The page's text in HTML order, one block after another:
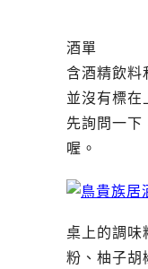
酒單
含酒精飲料
並沒有標在
先詢問一下
喔。
桌上的調味
粉、柚子胡